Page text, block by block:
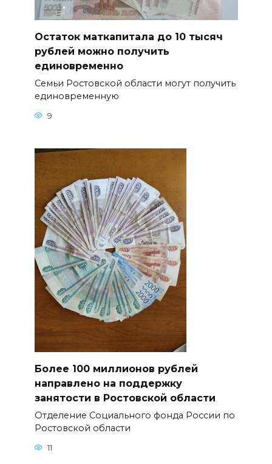
Остаток маткапитала до 10 тысяч
рублей можно получить
единовременно
Семьи Ростовской области могут получить
единовременную
9
Более 100 миллионов рублей
направлено на поддержку
занятости в Ростовской области
Отделение Социального фонда России по
Ростовской области
11